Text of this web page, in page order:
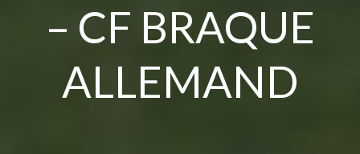
– CF BRAQUE
ALLEMAND